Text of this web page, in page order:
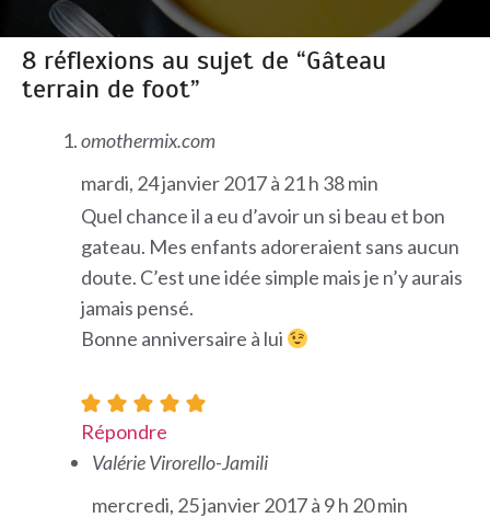
8 réflexions au sujet de “Gâteau
terrain de foot”
omothermix.com
mardi, 24 janvier 2017 à 21 h 38 min
Quel chance il a eu d’avoir un si beau et bon
gateau. Mes enfants adoreraient sans aucun
doute. C’est une idée simple mais je n’y aurais
jamais pensé.
Bonne anniversaire à lui
Répondre
Valérie Virorello-Jamili
mercredi, 25 janvier 2017 à 9 h 20 min